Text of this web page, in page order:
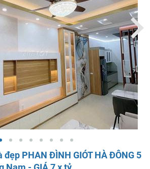
đẹp PHAN ĐÌNH GIÓT HÀ ĐÔNG 5